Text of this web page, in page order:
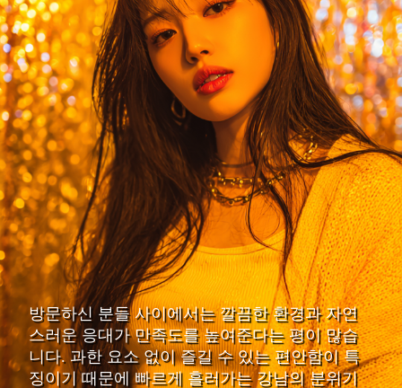
방문하신 분들 사이에서는 깔끔한 환경과 자연
스러운 응대가 만족도를 높여준다는 평이 많습
니다. 과한 요소 없이 즐길 수 있는 편안함이 특
징이기 때문에 빠르게 흘러가는 강남의 분위기